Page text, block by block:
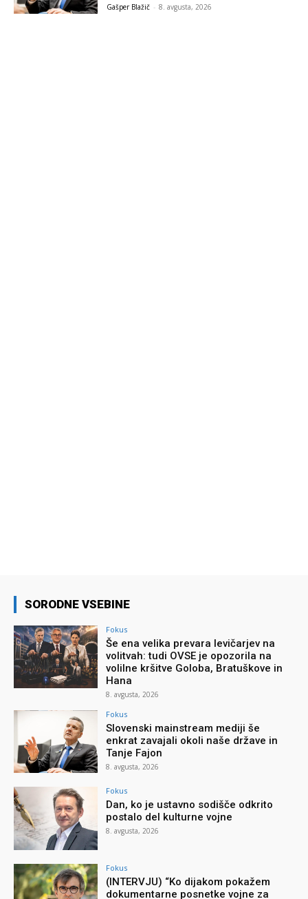
Gašper Blažič - 8. avgusta, 2026
SORODNE VSEBINE
Fokus
Še ena velika prevara levičarjev na
volitvah: tudi OVSE je opozorila na
volilne kršitve Goloba, Bratuškove in
Hana
8. avgusta, 2026
Fokus
Slovenski mainstream mediji še
enkrat zavajali okoli naše države in
Tanje Fajon
8. avgusta, 2026
Fokus
Dan, ko je ustavno sodišče odkrito
postalo del kulturne vojne
8. avgusta, 2026
Fokus
(INTERVJU) “Ko dijakom pokažem
dokumentarne posnetke vojne za